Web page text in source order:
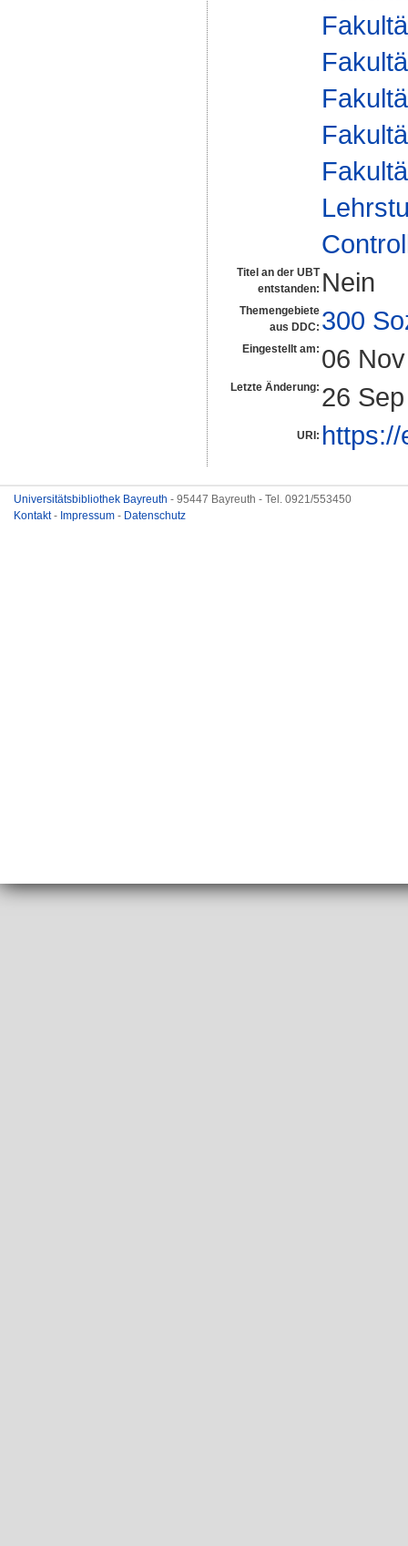
Titel an der UBT
entstanden: Nein
Themengebiete
aus DDC: 300
Eingestellt am: 06
Letzte Änderung: 26
URI:
Universitätsbibliothek Bayreuth - 95447 Bayreuth - Tel. 0921/553450
Kontakt- Impressum - Datenschutz